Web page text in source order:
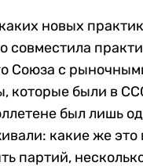
новых
совместила
Союза с
которые были в
был лишь
какие же
партий,